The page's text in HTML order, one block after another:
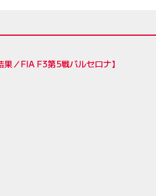
／FIA F3第5戦バルセロナ】